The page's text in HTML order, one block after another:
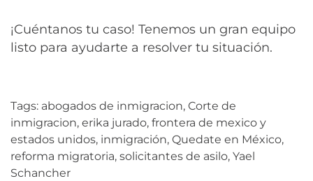
¡Cuéntanos tu caso! Tenemos un gran equipo
listo para ayudarte a resolver tu situación.
Tags: abogados de inmigracion, Corte de
inmigracion, erika jurado, frontera de mexico y
estados unidos, inmigración, Quedate en México,
reforma migratoria, solicitantes de asilo, Yael
Schancher